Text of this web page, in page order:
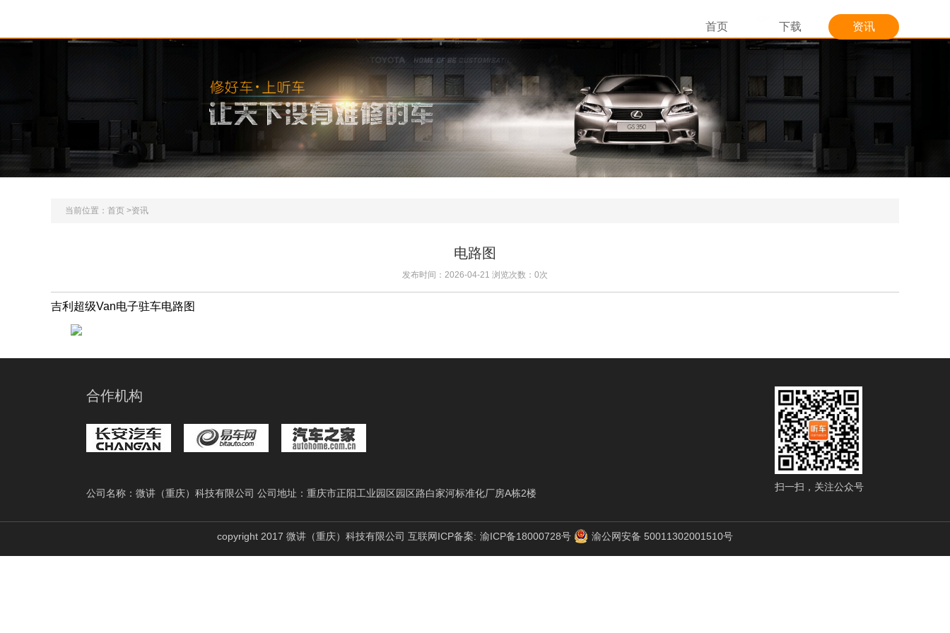
首页 下载 资讯
当前位置： 首页 >资讯
电路图
发布时间：2026-04-21 浏览次数：0次
吉利超级Van电子驻车电路图
合作机构
公司名称：微讲（重庆）科技有限公司 公司地址：重庆市正阳工业园区园区路白家河标准化厂房A栋2楼
扫一扫，关注公众号
copyright 2017 微讲（重庆）科技有限公司 互联网ICP备案: 渝ICP备18000728号 渝公网安备 50011302001510号